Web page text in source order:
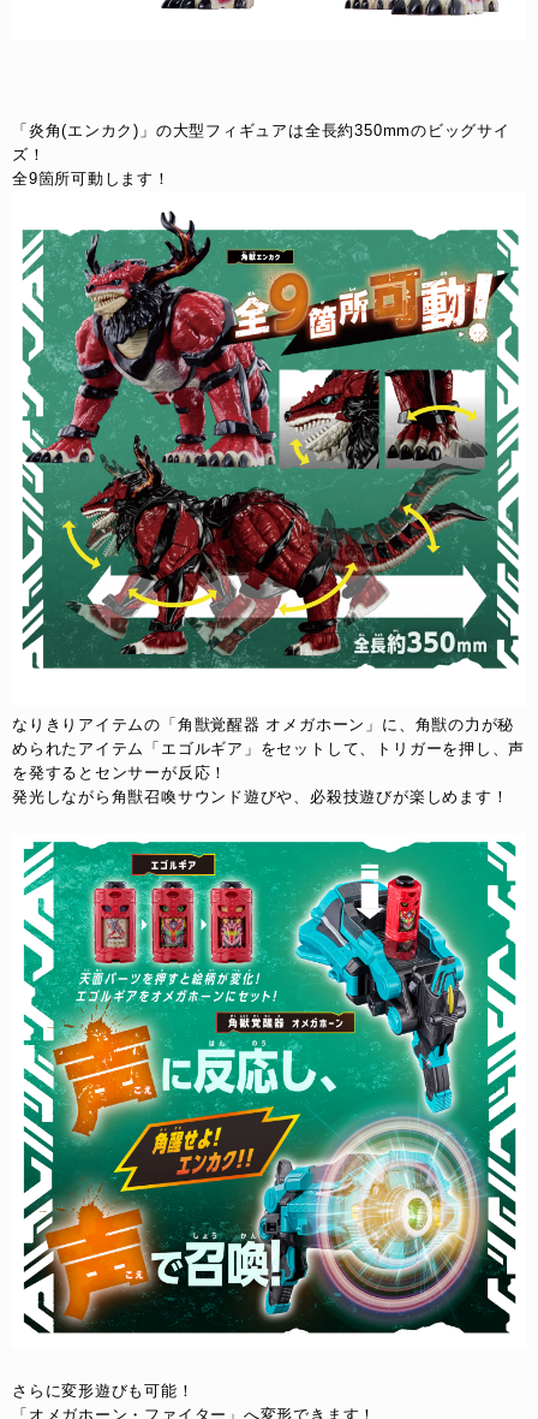
「炎角(エンカク)」の大型フィギュアは全長約350mmのビッグサイ
ズ！
全9箇所可動します！
なりきりアイテムの「角獣覚醒器 オメガホーン」に、角獣の力が秘
められたアイテム「エゴルギア」をセットして、トリガーを押し、声
を発するとセンサーが反応！
発光しながら角獣召喚サウンド遊びや、必殺技遊びが楽しめます！
さらに変形遊びも可能！
「オメガホーン・ファイター」へ変形できます！